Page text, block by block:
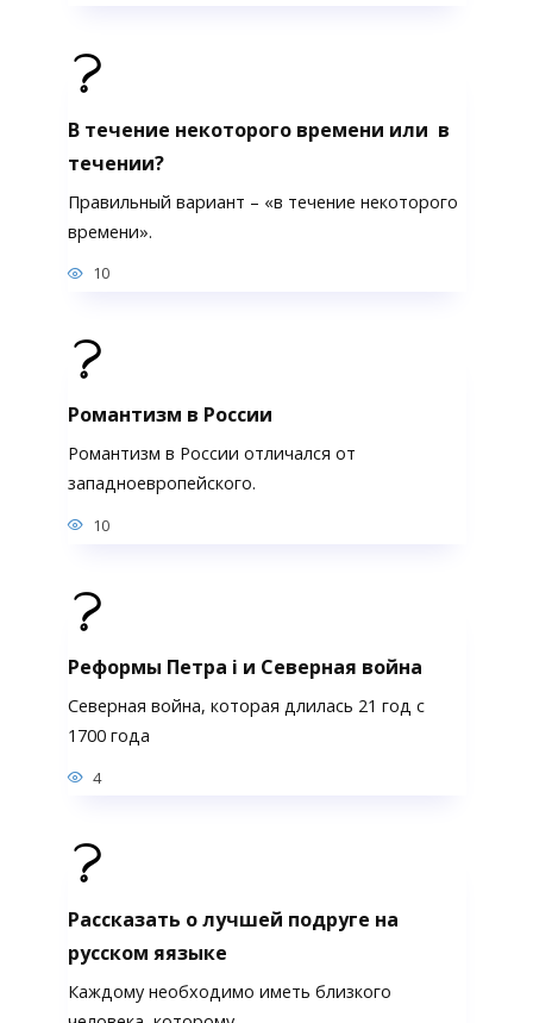
В течение некоторого времени или в
течении?
Правильный вариант – «в течение некоторого
времени».
10
Романтизм в России
Романтизм в России отличался от
западноевропейского.
10
Реформы Петра i и Северная война
Северная война, которая длилась 21 год с
1700 года
4
Рассказать о лучшей подруге на
русском яязыке
Каждому необходимо иметь близкого